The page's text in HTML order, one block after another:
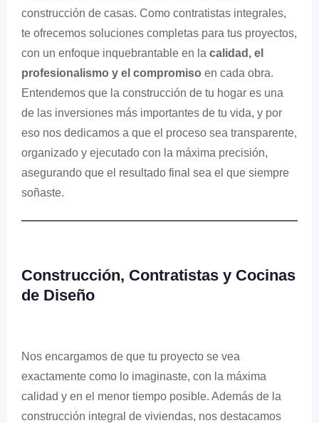
construcción de casas. Como contratistas integrales,
te ofrecemos soluciones completas para tus proyectos,
con un enfoque inquebrantable en la calidad, el
profesionalismo y el compromiso en cada obra.
Entendemos que la construcción de tu hogar es una
de las inversiones más importantes de tu vida, y por
eso nos dedicamos a que el proceso sea transparente,
organizado y ejecutado con la máxima precisión,
asegurando que el resultado final sea el que siempre
soñaste.
Construcción, Contratistas y Cocinas
de Diseño
Nos encargamos de que tu proyecto se vea
exactamente como lo imaginaste, con la máxima
calidad y en el menor tiempo posible. Además de la
construcción integral de viviendas, nos destacamos